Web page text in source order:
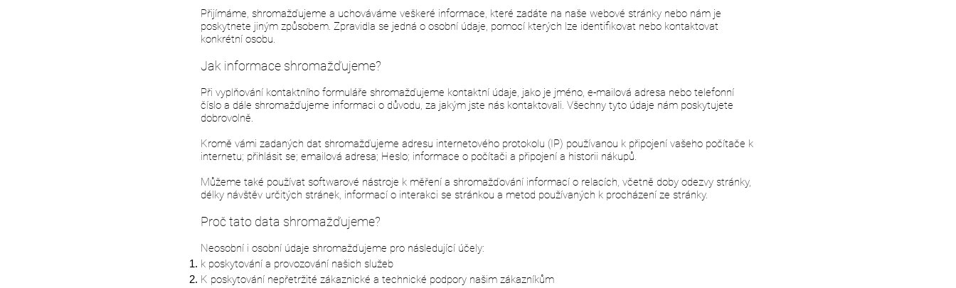
Přijímáme, shromažďujeme a uchováváme veškeré informace, které zadáte na naše webové stránky nebo nám je
poskytnete jiným způsobem. Zpravidla se jedná o osobní údaje, pomocí kterých lze identifikovat nebo kontaktovat
konkrétní osobu.
Jak informace shromažďujeme?
Při vyplňování kontaktního formuláře shromažďujeme kontaktní údaje, jako je jméno, e-mailová adresa nebo telefonní
číslo a dále shromažďujeme informaci o důvodu, za jakým jste nás kontaktovali. Všechny tyto údaje nám poskytujete
dobrovolně.
Kromě vámi zadaných dat shromažďujeme adresu internetového protokolu (IP) používanou k připojení vašeho počítače k
internetu; přihlásit se; emailová adresa; Heslo; informace o počítači a připojení a historii nákupů.
Můžeme také používat softwarové nástroje k měření a shromažďování informací o relacích, včetně doby odezvy stránky,
délky návštěv určitých stránek, informací o interakci se stránkou a metod používaných k procházení ze stránky.
Proč tato data shromažďujeme?
Neosobní i osobní údaje shromažďujeme pro následující účely:
k poskytování a provozování našich služeb
K poskytování nepřetržité zákaznické a technické podpory našim zákazníkům